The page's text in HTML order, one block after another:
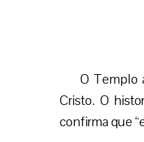
das
“Cada
Além
Marcos, São